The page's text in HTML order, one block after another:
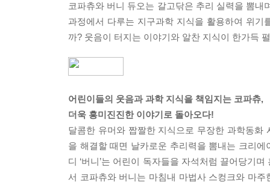
코파츄와 버니 듀오는 갈고닦은 추리 실력을 뽐내
과정에서 다루는 지구과학 지식을 활용하여 위
까? 웃음이 터지는 이야기와 알찬 지식이 한가득
어린이들의 웃음과 과학 지식을 책임지는 코파츄,
더욱 흥미진진한 이야기로 돌아오다!
달콤한 유머와 짭짤한 지식으로 무장한 과학동화
을 해결할 때면 날카로운 추리력을 뽐내는 크리
디 ‘버니’는 어린이 독자들을 자석처럼 끌어당기
서 코파츄와 버니는 마침내 마법사 스컹크와 마